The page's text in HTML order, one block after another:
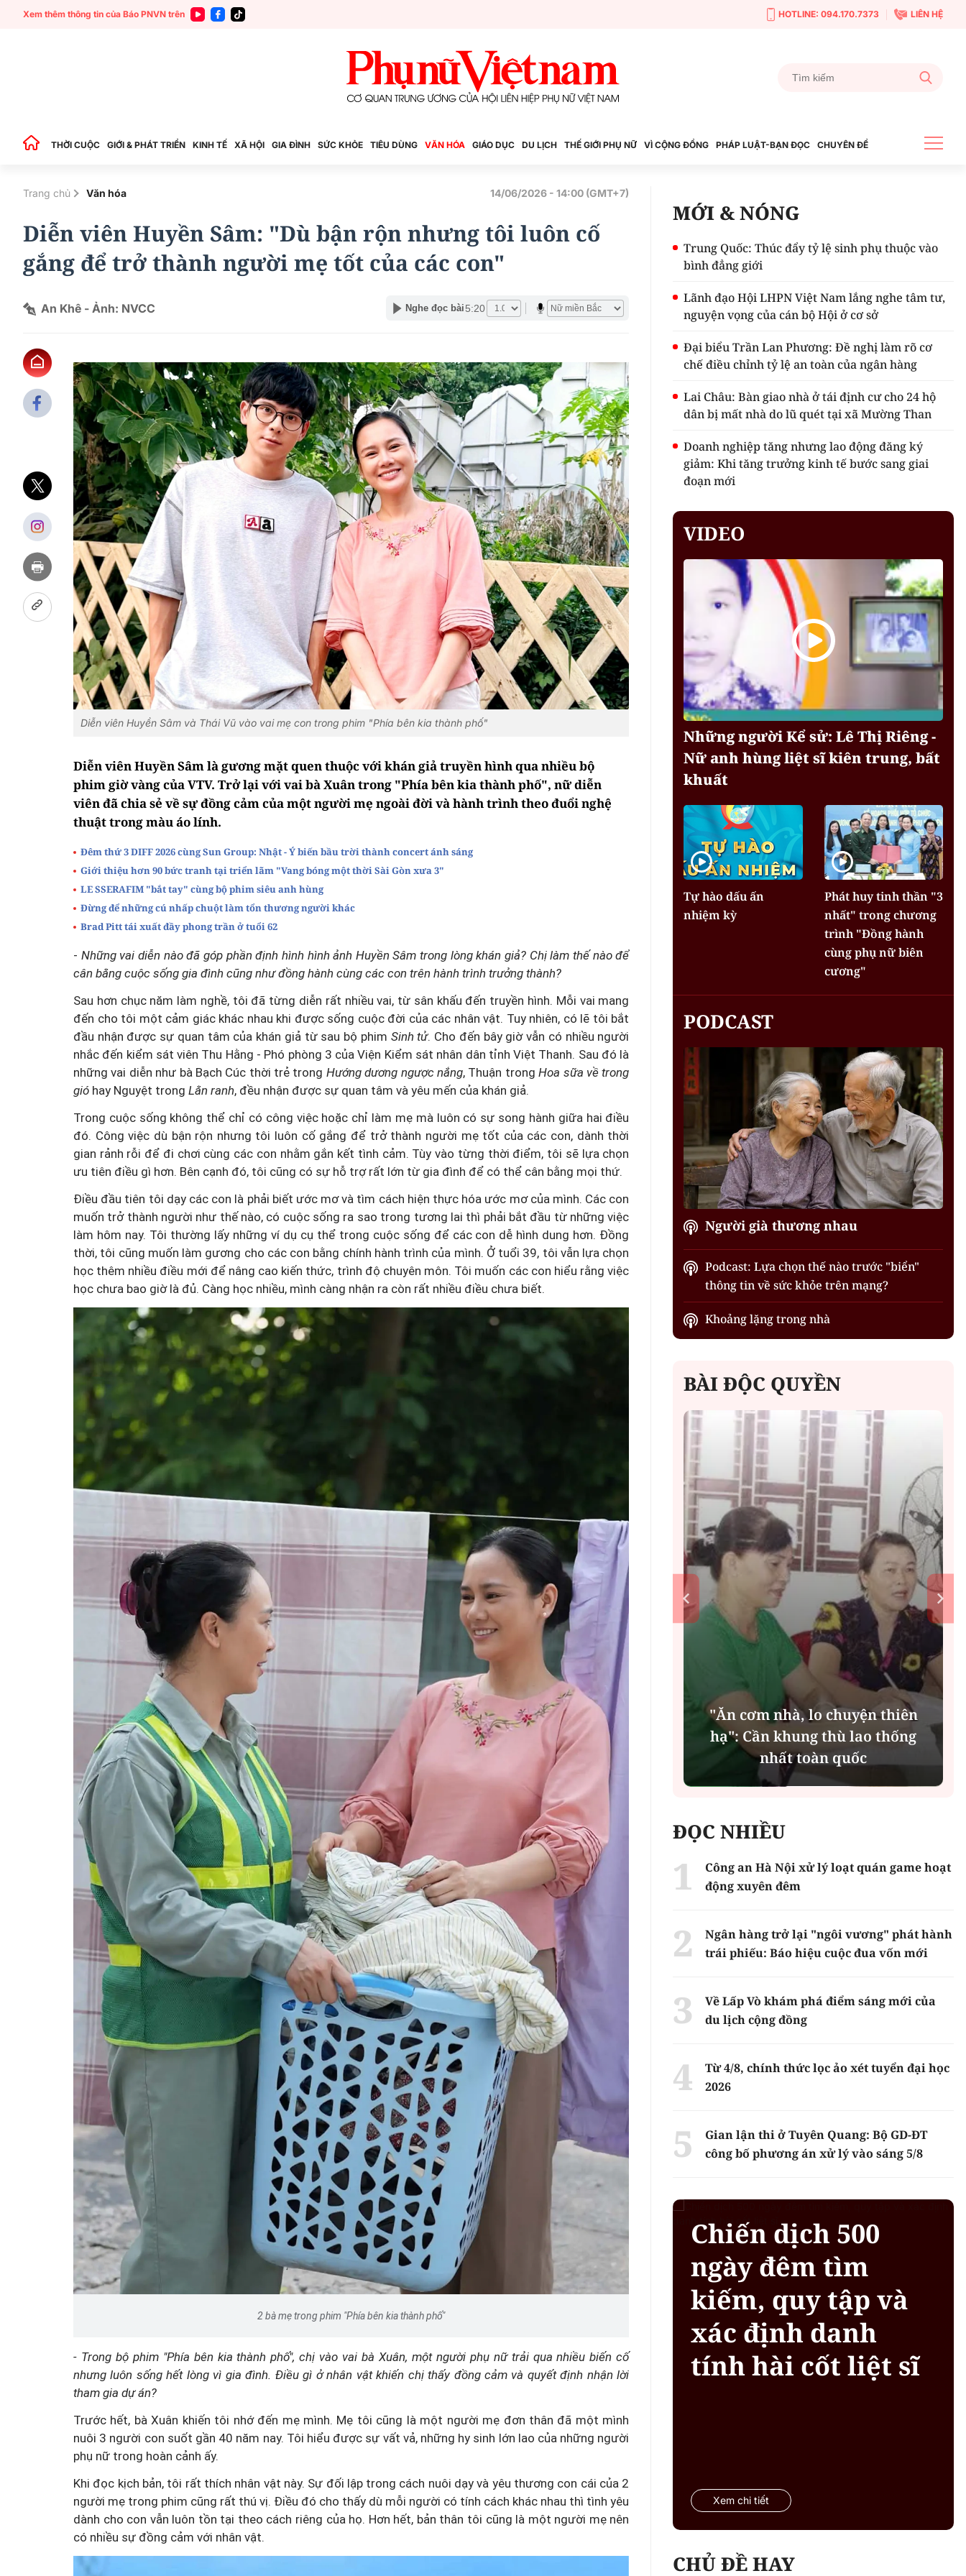
Xem thêm thông tin của Báo PNVN trên HOTLINE: 094.170.7373 LIÊN HỆ
THỜI CUỘC GIỚI & PHÁT TRIỂN KINH TẾ XÃ HỘI GIA ĐÌNH SỨC KHỎE TIÊU DÙNG VĂN HÓA GIÁO DỤC DU LỊCH THẾ GIỚI PHỤ NỮ VÌ CỘNG ĐỒNG PHÁP LUẬT-BẠN ĐỌC CHUYÊN ĐỀ
Trang chủ Văn hóa 14/06/2026 - 14:00 (GMT+7)
Diễn viên Huyền Sâm: "Dù bận rộn nhưng tôi luôn cố
gắng để trở thành người mẹ tốt của các con"
An Khê - Ảnh: NVCC Nghe đọc bài 5:20
Diễn viên Huyền Sâm và Thái Vũ vào vai mẹ con trong phim "Phía bên kia thành phố"
Diễn viên Huyền Sâm là gương mặt quen thuộc với khán giả truyền hình qua nhiều bộ
phim giờ vàng của VTV. Trở lại với vai bà Xuân trong "Phía bên kia thành phố", nữ diễn
viên đã chia sẻ về sự đồng cảm của một người mẹ ngoài đời và hành trình theo đuổi nghệ
thuật trong màu áo lính.
Đêm thứ 3 DIFF 2026 cùng Sun Group: Nhật - Ý biến bầu trời thành concert ánh sáng
Giới thiệu hơn 90 bức tranh tại triển lãm "Vang bóng một thời Sài Gòn xưa 3"
LE SSERAFIM "bắt tay" cùng bộ phim siêu anh hùng
Đừng để những cú nhấp chuột làm tổn thương người khác
Brad Pitt tái xuất đầy phong trần ở tuổi 62
- Những vai diễn nào đã góp phần định hình hình ảnh Huyền Sâm trong lòng khán giả? Chị làm thế nào để
cân bằng cuộc sống gia đình cũng như đồng hành cùng các con trên hành trình trưởng thành?
Sau hơn chục năm làm nghề, tôi đã từng diễn rất nhiều vai, từ sân khấu đến truyền hình. Mỗi vai mang
đến cho tôi một cảm giác khác nhau khi được sống cuộc đời của các nhân vật. Tuy nhiên, có lẽ tôi bắt
đầu nhận được sự quan tâm của khán giả từ sau bộ phim Sinh tử. Cho đến bây giờ vẫn có nhiều người
nhắc đến kiểm sát viên Thu Hằng - Phó phòng 3 của Viện Kiểm sát nhân dân tỉnh Việt Thanh. Sau đó là
những vai diễn như bà Bạch Cúc thời trẻ trong Hướng dương ngược nắng, Thuận trongHoa sữa về trong
gió hay Nguyệt trong Lằn ranh, đều nhận được sự quan tâm và yêu mến của khán giả.
Trong cuộc sống không thể chỉ có công việc hoặc chỉ làm mẹ mà luôn có sự song hành giữa hai điều
đó. Công việc dù bận rộn nhưng tôi luôn cố gắng để trở thành người mẹ tốt của các con, dành thời
gian rảnh rỗi để đi chơi cùng các con nhằm gắn kết tình cảm. Tùy vào từng thời điểm, tôi sẽ lựa chọn
ưu tiên điều gì hơn. Bên cạnh đó, tôi cũng có sự hỗ trợ rất lớn từ gia đình để có thể cân bằng mọi thứ.
Điều đầu tiên tôi dạy các con là phải biết ước mơ và tìm cách hiện thực hóa ước mơ của mình. Các con
muốn trở thành người như thế nào, có cuộc sống ra sao trong tương lai thì phải bắt đầu từ những việc
làm hôm nay. Tôi thường lấy những ví dụ cụ thể trong cuộc sống để các con dễ hình dung hơn. Đồng
thời, tôi cũng muốn làm gương cho các con bằng chính hành trình của mình. Ở tuổi 39, tôi vẫn lựa chọn
học thêm nhiều điều mới để nâng cao kiến thức, trình độ chuyên môn. Tôi muốn các con hiểu rằng việc
học chưa bao giờ là đủ. Càng học nhiều, mình càng nhận ra còn rất nhiều điều chưa biết.
2 bà mẹ trong phim "Phía bên kia thành phố"
- Trong bộ phim "Phía bên kia thành phố", chị vào vai bà Xuân, một người phụ nữ trải qua nhiều biến cố
nhưng luôn sống hết lòng vì gia đình. Điều gì ở nhân vật khiến chị thấy đồng cảm và quyết định nhận lời
tham gia dự án?
Trước hết, bà Xuân khiến tôi nhớ đến mẹ mình. Mẹ tôi cũng là một người mẹ đơn thân đã một mình
nuôi 3 người con suốt gần 40 năm nay. Tôi hiểu được sự vất vả, những hy sinh lớn lao của những người
phụ nữ trong hoàn cảnh ấy.
Khi đọc kịch bản, tôi rất thích nhân vật này. Sự đối lập trong cách nuôi dạy và yêu thương con cái của 2
người mẹ trong phim cũng rất thú vị. Điều đó cho thấy dù mỗi người có tính cách khác nhau thì tình yêu
dành cho con vẫn luôn tồn tại theo cách riêng của họ. Hơn hết, bản thân tôi cũng là một người mẹ nên
có nhiều sự đồng cảm với nhân vật.
MỚI & NÓNG
Trung Quốc: Thúc đẩy tỷ lệ sinh phụ thuộc vào
bình đẳng giới
Lãnh đạo Hội LHPN Việt Nam lắng nghe tâm tư,
nguyện vọng của cán bộ Hội ở cơ sở
Đại biểu Trần Lan Phương: Đề nghị làm rõ cơ
chế điều chỉnh tỷ lệ an toàn của ngân hàng
Lai Châu: Bàn giao nhà ở tái định cư cho 24 hộ
dân bị mất nhà do lũ quét tại xã Mường Than
Doanh nghiệp tăng nhưng lao động đăng ký
giảm: Khi tăng trưởng kinh tế bước sang giai
đoạn mới
VIDEO
Những người Kể sử: Lê Thị Riêng -
Nữ anh hùng liệt sĩ kiên trung, bất
khuất
Tự hào dấu ấn
nhiệm kỳ
Phát huy tinh thần "3
nhất" trong chương
trình "Đồng hành
cùng phụ nữ biên
cương"
PODCAST
Người già thương nhau
Podcast: Lựa chọn thế nào trước "biển"
thông tin về sức khỏe trên mạng?
Khoảng lặng trong nhà
BÀI ĐỘC QUYỀN
dự án đang thế
hạn chế rủi ro?
Thành lập thành phố Bắc Ninh
trực thuộc Trung ương: Tầm
nhìn đô thị hiện đại và giàu bản
"Ăn cơm nhà, lo chuyện thiên
hạ": Cần khung thù lao thống
nhất toàn quốc
MSB: Lợi nhuận quý II đến từ
cột nào?
ĐỌC NHIỀU
Công an Hà Nội xử lý loạt quán game hoạt
động xuyên đêm
Ngân hàng trở lại "ngôi vương" phát hành
trái phiếu: Báo hiệu cuộc đua vốn mới
Về Lấp Vò khám phá điểm sáng mới của
du lịch cộng đồng
Từ 4/8, chính thức lọc ảo xét tuyển đại học
2026
Gian lận thi ở Tuyên Quang: Bộ GD-ĐT
công bố phương án xử lý vào sáng 5/8
Chiến dịch 500
ngày đêm tìm
kiếm, quy tập và
xác định danh
tính hài cốt liệt sĩ
Xem chi tiết
CHỦ ĐỀ HAY